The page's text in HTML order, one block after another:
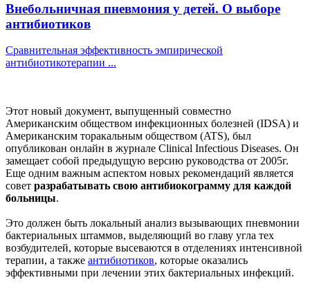
Внебольничная пневмония у детей. О выборе
антибиотиков
Сравнительная эффективность эмпирической
антибиотикотерапии ...
Этот новый документ, выпущенный совместно
Американским обществом инфекционных болезней (IDSA) и
Американским торакальным обществом (ATS), был
опубликован онлайн в журнале Clinical Infectious Diseases. Он
замещает собой предыдущую версию руководства от 2005г.
Еще одним важным аспектом новых рекомендаций является
совет разрабатывать свою антибиокограмму для каждой
больницы.
Это должен быть локальный анализ вызывающих пневмонии
бактериальных штаммов, выделяющий во главу угла тех
возбудителей, которые высеваются в отделениях интенсивной
терапии, а также антибиотиков, которые оказались
эффективными при лечении этих бактериальных инфекций.